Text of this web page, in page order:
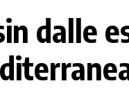
dalle